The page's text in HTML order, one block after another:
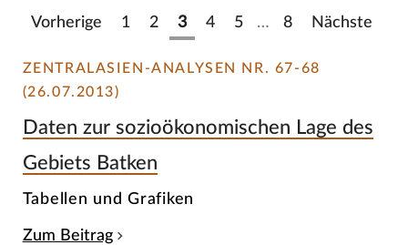
Vorherige 1 2 3 4 5 … 8 Nächste
ZENTRALASIEN-ANALYSEN NR. 67-68
(26.07.2013)
Daten zur sozioökonomischen Lage des
Gebiets Batken
Tabellen und Grafiken
Zum Beitrag